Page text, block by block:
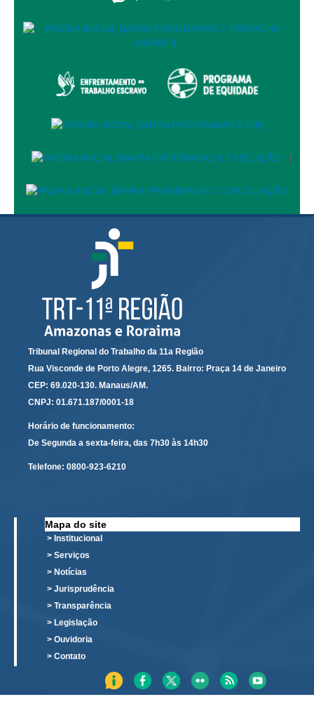
META 9 do CNJ
PJE
Listar Processos
grau
Perguntas Frequentes
Portal Execução
Portal Proad
Portal dos Precatórios e Requisições de
Pequeno Valor
Programa Aprendizagem
Protocolo Eletrônico
Busca Geral
Portal de Doações do TRT11
Acessibilidade
Pontos de Inclusão Digital
Monitoramento do Serviços de TIC
Conexão Inclusiva
Inscrições
Informe de Rendimentos - 2026
|
Tribunal Regional do Trabalho da 11a Região
Rua Visconde de Porto Alegre, 1265. Bairro: Praça 14 de Janeiro
CEP: 69.020-130. Manaus/AM.
CNPJ: 01.671.187/0001-18
Horário de funcionamento:
De Segunda a sexta-feira, das 7h30 às 14h30
Telefone: 0800-923-6210
Mapa do site
> Institucional
> Serviços
> Notícias
> Jurisprudência
> Transparência
> Legislação
> Ouvidoria
> Contato